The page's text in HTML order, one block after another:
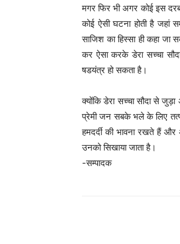
मगर फिर भी अगर कोई इस
कोई ऐसी घटना होती है जहां
साजिश का हिस्सा ही कहा
कर ऐसा करके डेरा सच्चा
षडयंत्र हो सकता है।
क्योंकि डेरा सच्चा सौदा से
प्रेमी जन सबके भले के लिए
हमदर्दी की भावना रखते हैं
उनको सिखाया जाता है।
-सम्पादक